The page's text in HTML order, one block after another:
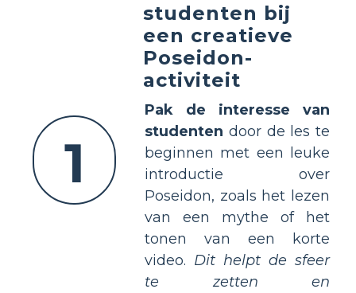
1
studenten bij
een creatieve
Poseidon-
activiteit
Pak de interesse van
studenten door de les te
beginnen met een leuke
introductie over
Poseidon, zoals het lezen
van een mythe of het
tonen van een korte
video. Dit helpt de sfeer
te zetten en